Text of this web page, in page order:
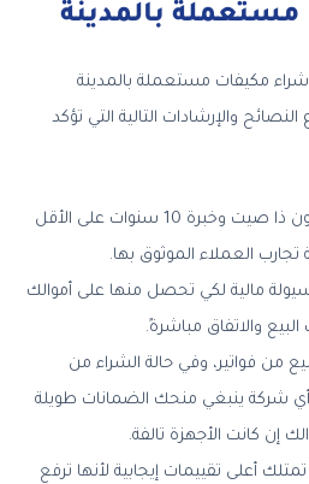
بالمدينة
مكيفات مستعملة بالمدينة
والإرشادات التالية التي تؤكد
على الشركة أن تكون ذا صيت وخبرة 10 سنوات على الأقل
العملاء الموثوق بها.
مالية لكي تحصل منها على أموالك
والاتفاق مباشرةً.
من فواتير، وفي حالة الشراء من
شركة ينبغي منحك الضمانات طويلة
إن كانت الأجهزة تالفة.
أعلى تقييمات إيجابية لأنها ترفع